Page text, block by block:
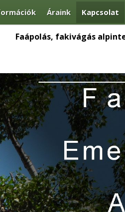
Áraink Kapcsolat
Faápolás, fakivágás